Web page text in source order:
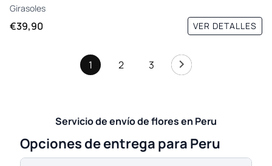
Girasoles
€39,90 VER DETALLES
1 2 3
Servicio de envío de flores en Peru
Opciones de entrega para Peru